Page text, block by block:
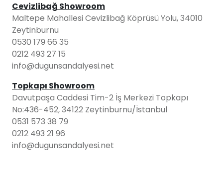
Cevizlibağ Showroom
Maltepe Mahallesi Cevizlibağ Köprüsü Yolu, 34010
Zeytinburnu
0530 179 66 35
0212 493 27 15
info@dugunsandalyesi.net
Topkapı Showroom
Davutpaşa Caddesi Tim-2 İş Merkezi Topkapı
No:436-452, 34122 Zeytinburnu/İstanbul
0531 573 38 79
0212 493 21 96
info@dugunsandalyesi.net